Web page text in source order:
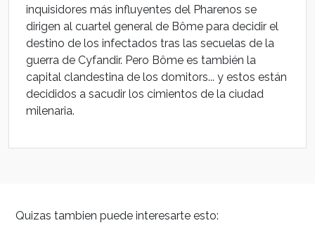
inquisidores más influyentes del Pharenos se
dirigen al cuartel general de Bôme para decidir el
destino de los infectados tras las secuelas de la
guerra de Cyfandir. Pero Bôme es también la
capital clandestina de los domitors... y estos están
decididos a sacudir los cimientos de la ciudad
milenaria.
Quizas tambien puede interesarte esto: